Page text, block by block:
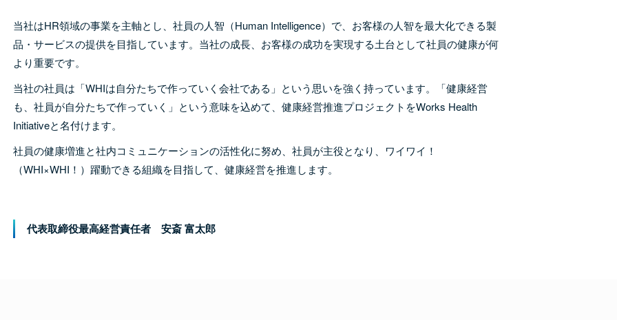
当社はHR領域の事業を主軸とし、社員の人智（Human Intelligence）で、お客様の人智を最大化できる製
品・サービスの提供を目指しています。当社の成長、お客様の成功を実現する土台として社員の健康が何
より重要です。
当社の社員は「WHIは自分たちで作っていく会社である」という思いを強く持っています。「健康経営
も、社員が自分たちで作っていく」という意味を込めて、健康経営推進プロジェクトをWorks Health
Initiativeと名付けます。
社員の健康増進と社内コミュニケーションの活性化に努め、社員が主役となり、ワイワイ！
（WHI×WHI！）躍動できる組織を目指して、健康経営を推進します。
代表取締役最高経営責任者 安斎 富太郎